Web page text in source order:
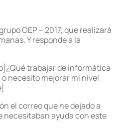
OEP – 2017, que realizará
Y responde a la
trabajar de informática
necesito mejorar mi nivel
el correo que he dejado a
necesitaban ayuda con este